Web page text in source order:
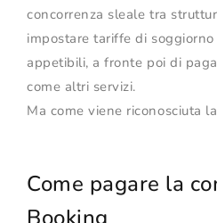
concorrenza sleale tra
impostare tariffe di
appetibili, a fronte poi di
come altri servizi.
Ma come viene riconosciuta
Come pagare la